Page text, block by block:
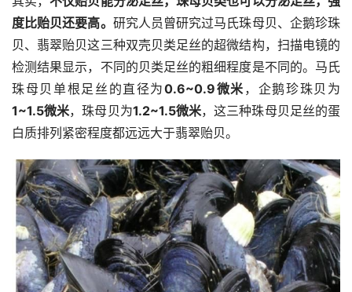
度比贻贝还要高。 研究人员曾研究过马氏珠母贝、企鹅珍珠
贝、翡翠贻贝这三种双壳贝类足丝的超微结构，扫描电镜的
检测结果显示，不同的贝类足丝的粗细程度是不同的。马氏
珠母贝单根足丝的直径为0.6~0.9微米 ，企鹅珍珠贝为
1~1.5微米，珠母贝为1.2~1.5微米，这三种珠母贝足丝的蛋
白质排列紧密程度都远远大于翡翠贻贝。